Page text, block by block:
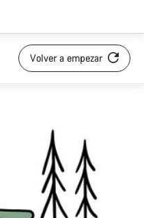
Volver a empezar